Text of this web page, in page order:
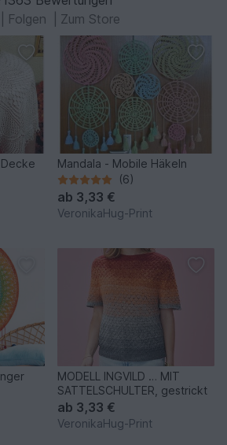
Folgen Zum Store
Mandala - Mobile Häkeln
(6)
ab 3,33 €
VeronikaHug-Print
MODELL INGVILD … MIT
SATTELSCHULTER, gestrickt
ab 3,33 €
VeronikaHug-Print